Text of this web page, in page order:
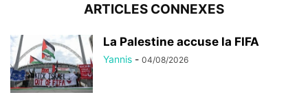
ARTICLES CONNEXES
La Palestine accuse la FIFA
Yannis - 04/08/2026